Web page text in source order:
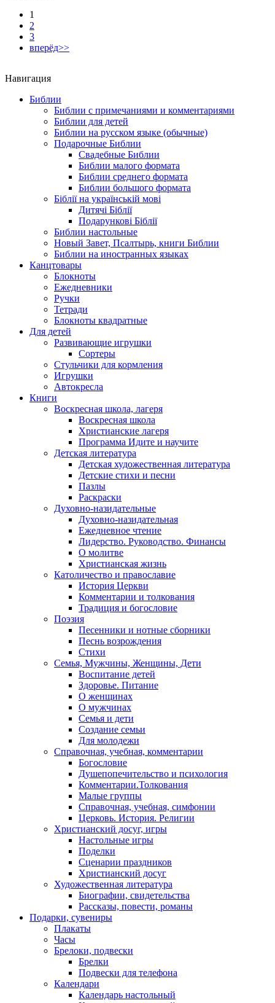
1
2
3
вперёд>>
Навигация
Библии
Библии с примечаниями и комментариями
Библии для детей
Библии на русском языке (обычные)
Подарочные Библии
Свадебные Библии
Библии малого формата
Библии среднего формата
Библии большого формата
Біблії на українській мові
Дитячі Біблії
Подарункові Біблії
Библии настольные
Новый Завет, Псалтырь, книги Библии
Библии на иностранных языках
Канцтовары
Блокноты
Ежедневники
Ручки
Тетради
Блокноты квадратные
Для детей
Развивающие игрушки
Сортеры
Стульчики для кормления
Игрушки
Автокресла
Книги
Воскресная школа, лагеря
Воскресная школа
Христианские лагеря
Программа Идите и научите
Детская литература
Детская художественная литература
Детские стихи и песни
Пазлы
Раскраски
Духовно-назидательные
Духовно-назидательная
Ежедневное чтение
Лидерство. Руководство. Финансы
О молитве
Христианская жизнь
Католичество и православие
История Церкви
Комментарии и толкования
Традиция и богословие
Поэзия
Песенники и нотные сборники
Песнь возрождения
Стихи
Семья, Мужчины, Женщины, Дети
Воспитание детей
Здоровье. Питание
О женщинах
О мужчинах
Семья и дети
Создание семьи
Для молодежи
Справочная, учебная, комментарии
Богословие
Душепопечительство и психология
Комментарии.Толкования
Малые группы
Справочная, учебная, симфонии
Церковь. История. Религии
Христианский досуг, игры
Настольные игры
Поделки
Сценарии праздников
Христианский досуг
Художественная литература
Биографии, свидетельства
Рассказы, повести, романы
Подарки, сувениры
Плакаты
Часы
Брелоки, подвески
Брелки
Подвески для телефона
Календари
Календарь настольный